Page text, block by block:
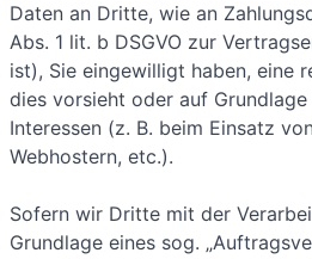
Daten an Dritte, wie an
Abs. 1 lit. b DSGVO zur
ist), Sie eingewilligt haben, eine
dies vorsieht oder auf
Interessen (z. B. beim Einsatz
Webhostern, etc.).
Sofern wir Dritte mit der
Grundlage eines sog.